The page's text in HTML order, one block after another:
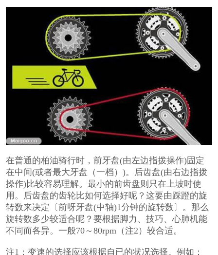
在普通的柏油骑行时，前牙盘(由左边指拨操作)固定
在中间(或者最大牙盘（一档）)。后齿盘(由右边指拨
操作)比较容易理解。最小的前齿盘则只在上坡时使
用。后齿盘的齿轮比如何选择好呢？这要由踩蹬的旋
转数来决定〔前呀牙盘(中轴)1分钟的旋转数〕。那么
旋转数多少较适合呢？要根据脚力、技巧、心肺机能
不同而各异。一般70～80rpm（注2）较合适。
注1：变速的选择应该根据自已的状况选择。例如：